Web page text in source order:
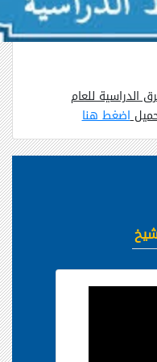
الدراسية للعام
اضغط هنا